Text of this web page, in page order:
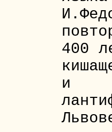
400
и